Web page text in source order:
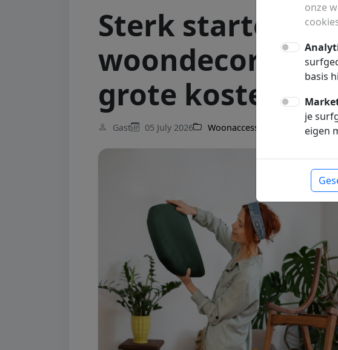
Sterk starten
woondecoratie
grote kosten
Gast 05 July 2026 Woonaccessoires
onze
basis
je
eigen